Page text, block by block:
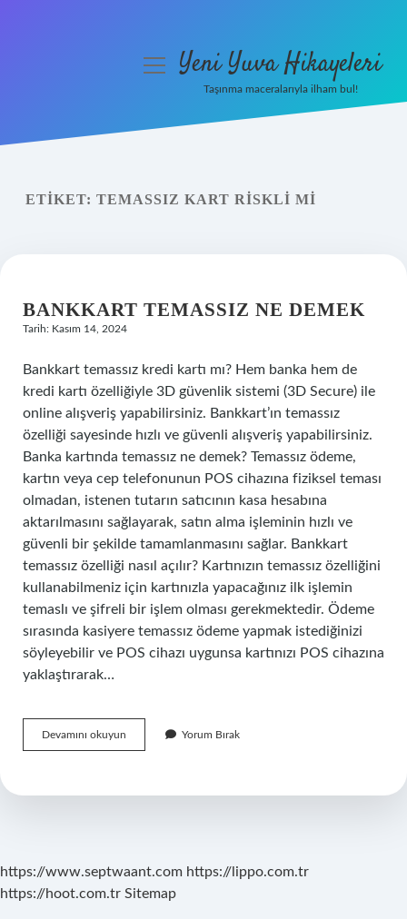
Yasal Uyarı
menüyüYeni Yuva Hikayeleri
Taşınma maceralarıyla ilham bul!
ETIKET: TEMASSIZ KART RISKLI MI
BANKKART TEMASSIZ NE DEMEK
Tarih: Kasım 14, 2024
Bankkart temassız kredi kartı mı? Hem banka hem de
kredi kartı özelliğiyle 3D güvenlik sistemi (3D Secure) ile
online alışveriş yapabilirsiniz. Bankkart’ın temassız
özelliği sayesinde hızlı ve güvenli alışveriş yapabilirsiniz.
Banka kartında temassız ne demek? Temassız ödeme,
kartın veya cep telefonunun POS cihazına fiziksel teması
olmadan, istenen tutarın satıcının kasa hesabına
aktarılmasını sağlayarak, satın alma işleminin hızlı ve
güvenli bir şekilde tamamlanmasını sağlar. Bankkart
temassız özelliği nasıl açılır? Kartınızın temassız özelliğini
kullanabilmeniz için kartınızla yapacağınız ilk işlemin
temaslı ve şifreli bir işlem olması gerekmektedir. Ödeme
sırasında kasiyere temassız ödeme yapmak istediğinizi
söyleyebilir ve POS cihazı uygunsa kartınızı POS cihazına
yaklaştırarak…
Devamını okuyun Bankkart
Temassız
Yorum Bırak
https://www.septwaant.com https://lippo.com.tr
https://hoot.com.tr Sitemap